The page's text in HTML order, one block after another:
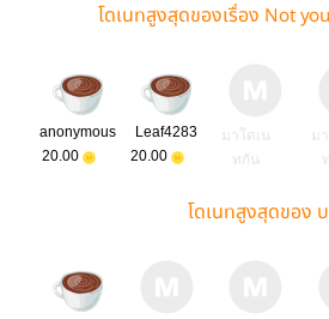
โดเนทสูงสุดของเรื่อง Not
anonymous
20.00
Leaf4283
20.00
มาโดเน
ทกัน
ม
โดเนทสูงสุดของ